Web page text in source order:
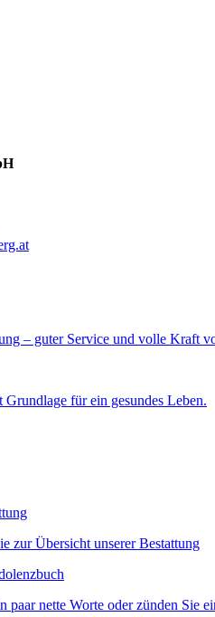
– guter Service und volle Kraft
Grundlage für ein gesundes Leben.
zur Übersicht unserer Bestattung
paar nette Worte oder zünden Sie